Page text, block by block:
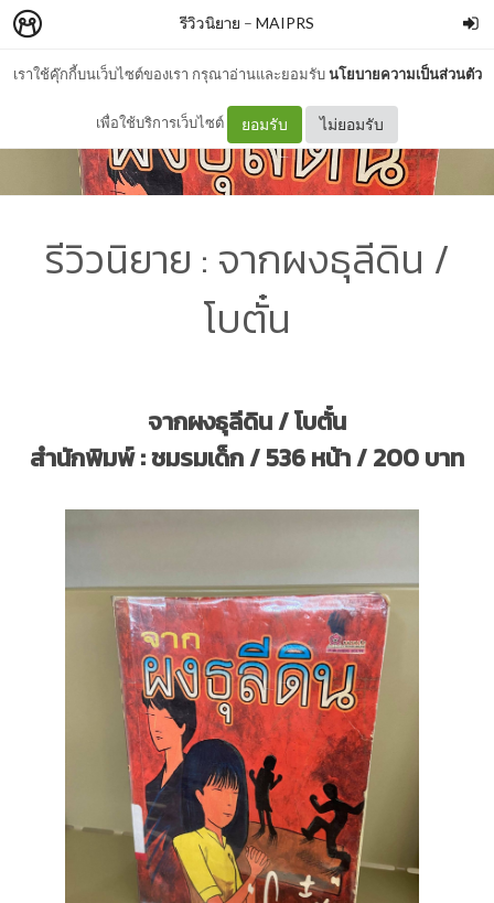
เราใช้คุ๊กกี้บนเว็บไซต์ของเรา กรุณาอ่านและยอมรับนโยบายความเป็นส่วนตัว
เพื่อใช้บริการเว็บไซต์ ยอมรับ ไม่ยอมรับ
รีวิวนิยาย – MAIPRS
รีวิวนิยาย : จากผงธุลีดิน /
โบตั๋น
จากผงธุลีดิน / โบตั๋น
สำนักพิมพ์ : ชมรมเด็ก / 536 หน้า / 200 บาท